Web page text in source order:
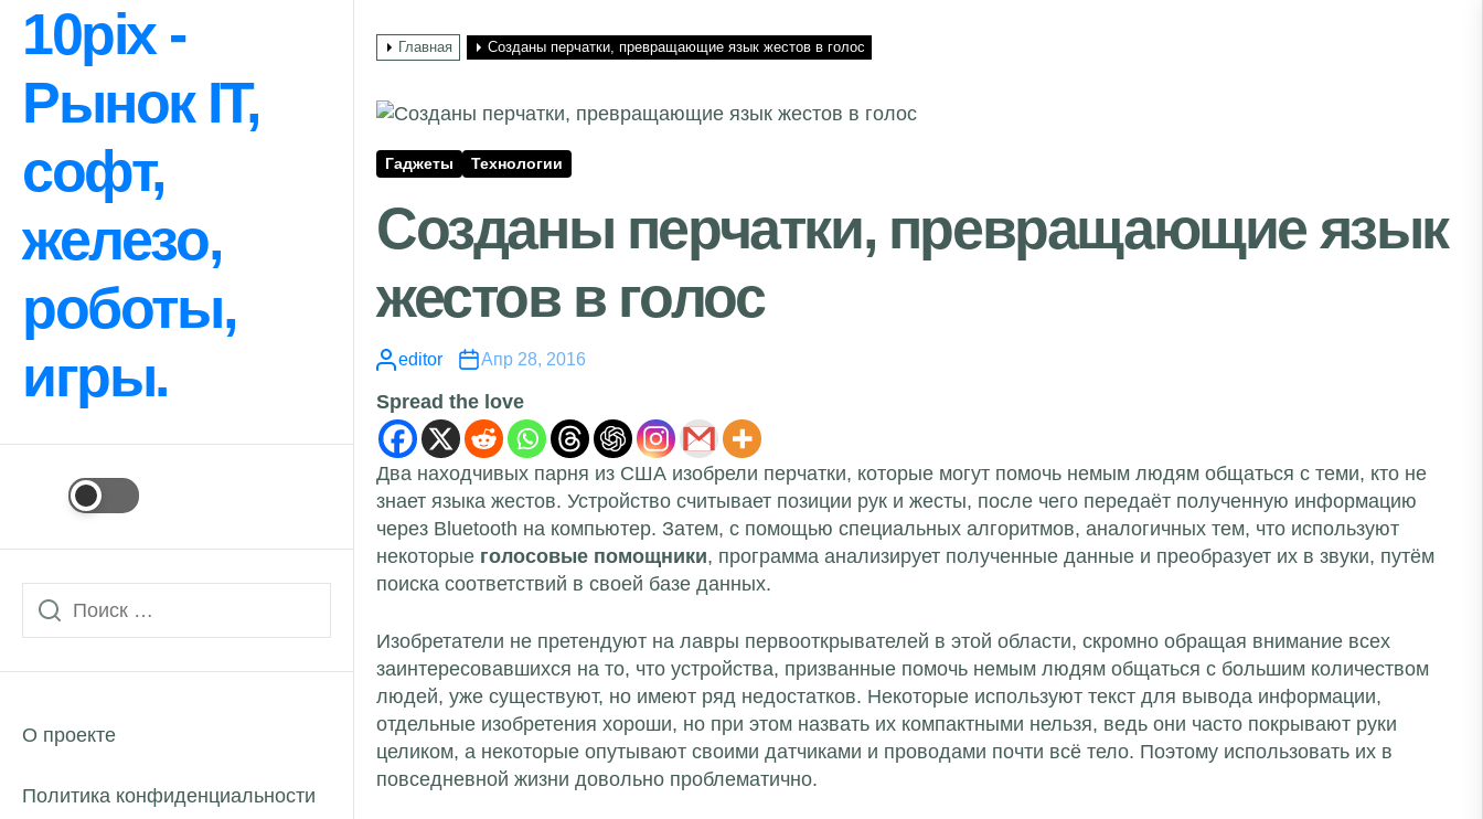
Перейти
содержимому
10pix -
Рынок IT,
софт,
железо,
роботы,
игры.
О проекте
Политика конфиденциальности
Главная Созданы перчатки, превращающие язык жестов в голос
Гаджеты Технологии
Созданы перчатки, превращающие язык
жестов в голос
editor Апр 28, 2016
Spread the love
Два находчивых парня из США изобрели перчатки, которые могут помочь немым людям общаться с теми, кто не
знает языка жестов. Устройство считывает позиции рук и жесты, после чего передаёт полученную информацию
через Bluetooth на компьютер. Затем, с помощью специальных алгоритмов, аналогичных тем, что используют
некоторые голосовые помощники, программа анализирует полученные данные и преобразует их в звуки, путём
поиска соответствий в своей базе данных.
Изобретатели не претендуют на лавры первооткрывателей в этой области, скромно обращая внимание всех
заинтересовавшихся на то, что устройства, призванные помочь немым людям общаться с большим количеством
людей, уже существуют, но имеют ряд недостатков. Некоторые используют текст для вывода информации,
отдельные изобретения хороши, но при этом назвать их компактными нельзя, ведь они часто покрывают руки
целиком, а некоторые опутывают своими датчиками и проводами почти всё тело. Поэтому использовать их в
повседневной жизни довольно проблематично.